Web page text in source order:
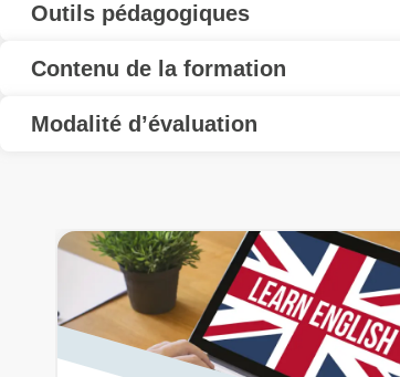
Outils pédagogiques
Contenu de la formation
Modalité d’évaluation